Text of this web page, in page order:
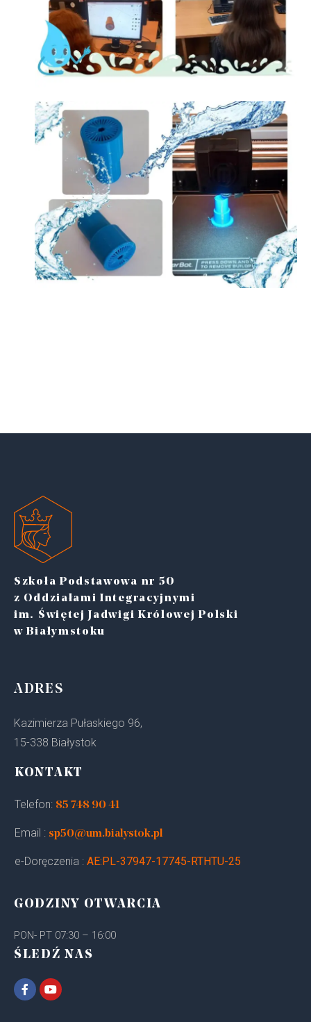
Szkoła Podstawowa nr 50
z Oddziałami Integracyjnymi
im. Świętej Jadwigi Królowej Polski
w Białymstoku
ADRES
Kazimierza Pułaskiego 96,
15-338 Białystok
KONTAKT
Telefon: 85 748 90 41
Email : sp50@um.bialystok.pl
e-Doręczenia : AE:PL-37947-17745-RTHTU-25
GODZINY OTWARCIA
PON- PT 07:30 – 16:00
ŚLEDŹ NAS